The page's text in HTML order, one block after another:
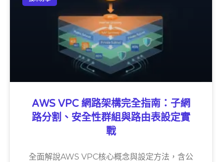
AWS VPC 網路架構完全指南：子網
路分割、安全性群組與路由表設定實
戰
全面解說AWS VPC核心概念與設定方法，含公